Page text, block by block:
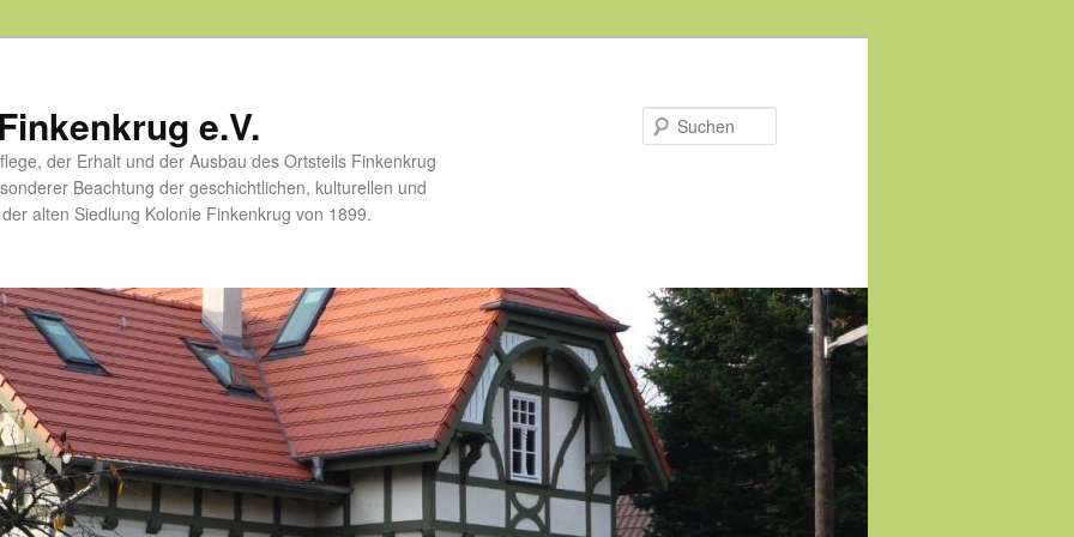
e.V.
der Erhalt und der Ausbau des Ortsteils Finkenkrug
Beachtung der geschichtlichen, kulturellen und
alten Siedlung Kolonie Finkenkrug von 1899.